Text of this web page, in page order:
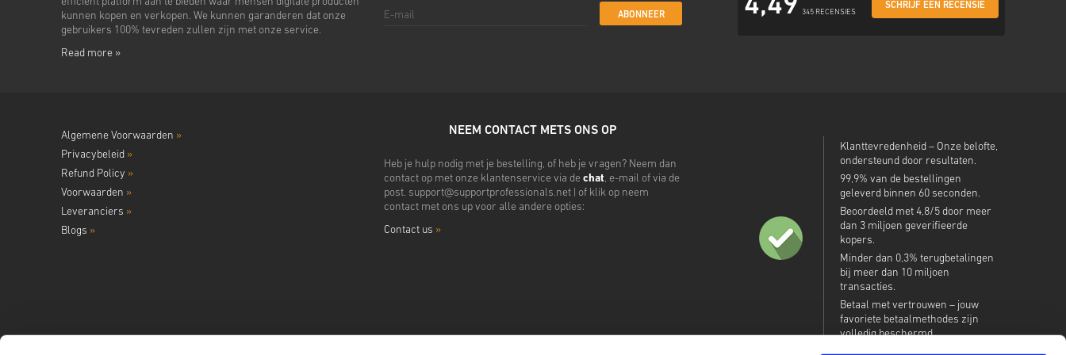
kunnen kopen en verkopen. We kunnen garanderen dat onze
gebruikers 100% tevreden zullen zijn met onze service.
Read more »
ABONNEER 4,49 345 RECENSIES
SCHRIJF EEN RECENSIE
Algemene Voorwaarden »
Privacybeleid »
Refund Policy »
Voorwaarden »
Leveranciers »
Blogs »
NEEM CONTACT METS ONS OP
Heb je hulp nodig met je bestelling, of heb je vragen? Neem dan
contact op met onze klantenservice via de chat, e-mail of via de
post. support@supportprofessionals.net| of klik op neem
contact met ons up voor alle andere opties:
Contact us »
Klanttevredenheid – Onze belofte,
ondersteund door resultaten.
99,9% van de bestellingen
geleverd binnen 60 seconden.
Beoordeeld met 4,8/5 door meer
dan 3 miljoen geverifieerde
kopers.
Minder dan 0,3% terugbetalingen
bij meer dan 10 miljoen
transacties.
Betaal met vertrouwen – jouw
favoriete betaalmethodes zijn
volledig beschermd.